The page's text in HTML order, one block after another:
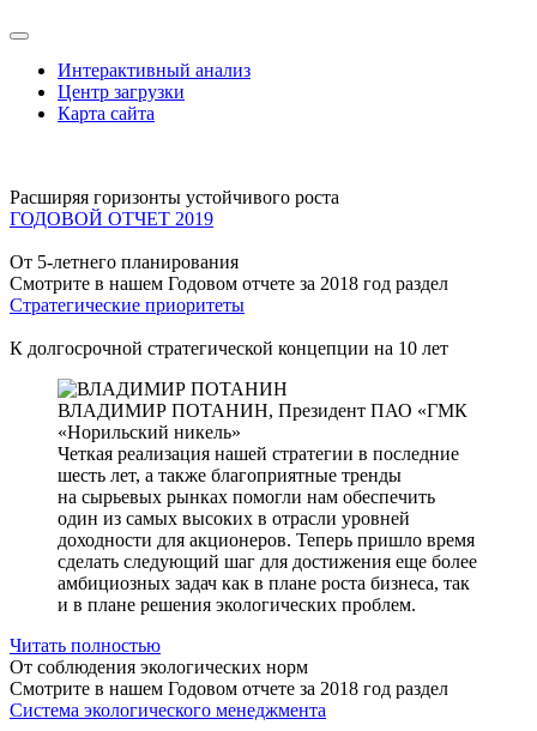
Интерактивный анализ
Центр загрузки
Карта сайта
Расширяя горизонты устойчивого роста
ГОДОВОЙ ОТЧЕТ 2019
От 5-летнего планирования
Смотрите в нашем Годовом отчете за 2018 год раздел
Стратегические приоритеты
К долгосрочной стратегической концепции на 10 лет
ВЛАДИМИР ПОТАНИН, Президент ПАО «ГМК
«Норильский никель»
Четкая реализация нашей стратегии в последние
шесть лет, а также благоприятные тренды
на сырьевых рынках помогли нам обеспечить
один из самых высоких в отрасли уровней
доходности для акционеров. Теперь пришло время
сделать следующий шаг для достижения еще более
амбициозных задач как в плане роста бизнеса, так
и в плане решения экологических проблем.
Читать полностью
От соблюдения экологических норм
Смотрите в нашем Годовом отчете за 2018 год раздел
Система экологического менеджмента